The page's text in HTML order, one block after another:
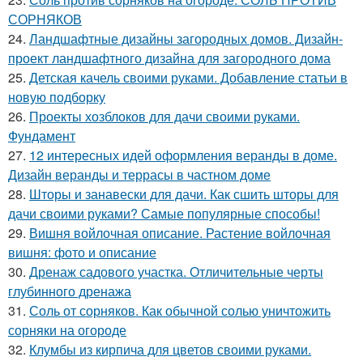
СОРНЯКОВ
24. Ландшафтные дизайны загородных домов. Дизайн-
проект ландшафтного дизайна для загородного дома
25. Детская качель своими руками. Добавление статьи в
новую подборку
26. Проекты хозблоков для дачи своими руками.
Фундамент
27. 12 интересных идей оформления веранды в доме.
Дизайн веранды и террасы в частном доме
28. Шторы и занавески для дачи. Как сшить шторы для
дачи своими руками? Самые популярные способы!
29. Вишня войлочная описание. Растение войлочная
вишня: фото и описание
30. Дренаж садового участка. Отличительные черты
глубинного дренажа
31. Соль от сорняков. Как обычной солью уничтожить
сорняки на огороде
32. Клумбы из кирпича для цветов своими руками.